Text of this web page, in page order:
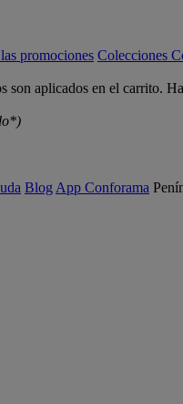
promociones Colecciones
son aplicados en el carrito.
Blog App Conforama